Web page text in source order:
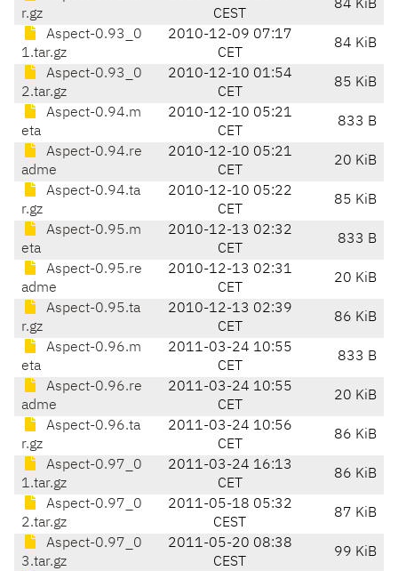
r.gz
CEST
84 KiB
Aspect-0.93_0
1.tar.gz
2010-12-09 07:17
CET
84 KiB
Aspect-0.93_0
2.tar.gz
2010-12-10 01:54
CET
85 KiB
Aspect-0.94.m
eta
2010-12-10 05:21
CET
833 B
Aspect-0.94.re
adme
2010-12-10 05:21
CET
20 KiB
Aspect-0.94.ta
r.gz
2010-12-10 05:22
CET
85 KiB
Aspect-0.95.m
eta
2010-12-13 02:32
CET
833 B
Aspect-0.95.re
adme
2010-12-13 02:31
CET
20 KiB
Aspect-0.95.ta
r.gz
2010-12-13 02:39
CET
86 KiB
Aspect-0.96.m
eta
2011-03-24 10:55
CET
833 B
Aspect-0.96.re
adme
2011-03-24 10:55
CET
20 KiB
Aspect-0.96.ta
r.gz
2011-03-24 10:56
CET
86 KiB
Aspect-0.97_0
1.tar.gz
2011-03-24 16:13
CET
86 KiB
Aspect-0.97_0
2.tar.gz
2011-05-18 05:32
CEST
87 KiB
Aspect-0.97_0
3.tar.gz
2011-05-20 08:38
CEST
99 KiB